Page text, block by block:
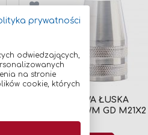
Porównaj
DYSZA GAZOWA ŁUSKA
STOŻKOWA EWM GD
024876-00000) 37,8mm/24mm
79,00 zł
prywatności
odwiedzających,
na stronie
cookie, których